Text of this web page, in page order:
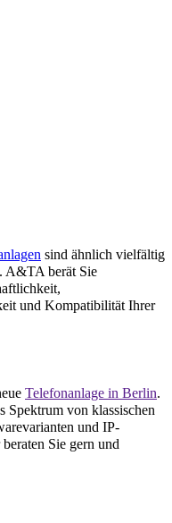
sind ähnlich vielfältig
A&TA berät Sie
und Kompatibilität Ihrer
Telefonanlage in Berlin.
Spektrum von klassischen
und IP-
Sie gern und